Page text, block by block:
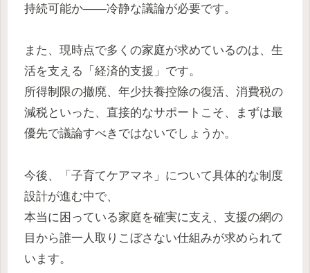
持続可能か――冷静な議論が必要です。
また、現時点で多くの家庭が求めているのは、生
活を支える「経済的支援」です。
所得制限の撤廃、年少扶養控除の復活、消費税の
減税といった、直接的なサポートこそ、まずは最
優先で議論すべきではないでしょうか。
今後、「子育てケアマネ」について具体的な制度
設計が進む中で、
本当に困っている家庭を確実に支え、支援の網の
目から誰一人取りこぼさない仕組みが求められて
います。